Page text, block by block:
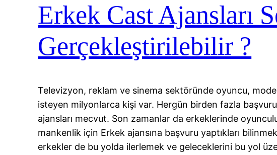
Erkek Cast Ajansları
Gerçekleştirilebilir ?
Televizyon, reklam ve sinema sektöründe oyuncu,
isteyen milyonlarca kişi var. Hergün birden fazla
ajansları mecvut. Son zamanlar da erkeklerinde
mankenlik için Erkek ajansına başvuru yaptıkları
erkekler de bu yolda ilerlemek ve geleceklerini bu yol